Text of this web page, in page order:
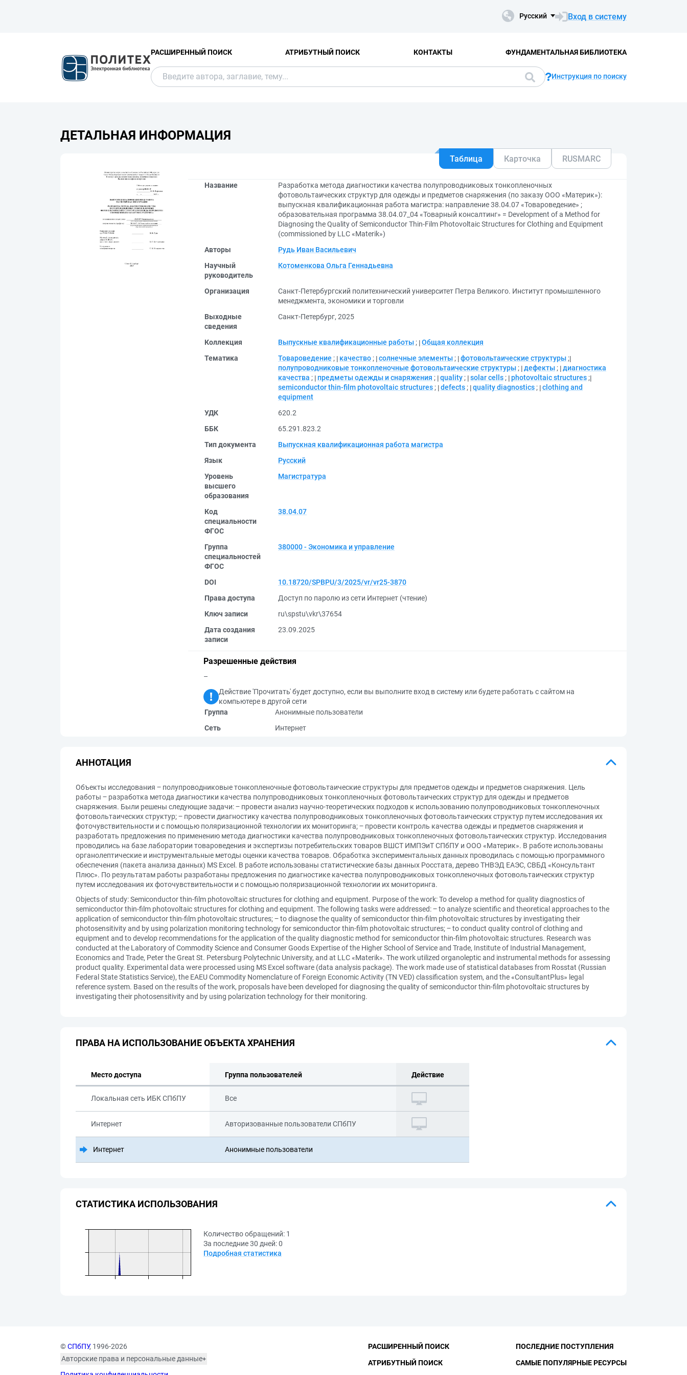
Русский Вход в систему
РАСШИРЕННЫЙ ПОИСК АТРИБУТНЫЙ ПОИСК КОНТАКТЫ ФУНДАМЕНТАЛЬНАЯ БИБЛИОТЕКА
Инструкция по поиску
ДЕТАЛЬНАЯ ИНФОРМАЦИЯ
Таблица Карточка RUSMARC
Название
Разработка метода диагностики качества полупроводниковых тонкопленочных
фотовольтаических структур для одежды и предметов снаряжения (по заказу ООО «Материк»):
выпускная квалификационная работа магистра: направление 38.04.07 «Товароведение» ;
образовательная программа 38.04.07_04 «Товарный консалтинг» = Development of a Method for
Diagnosing the Quality of Semiconductor Thin-Film Photovoltaic Structures for Clothing and Equipment
(commissioned by LLC «Materik»)
Авторы
Рудь Иван Васильевич
Научный
руководитель
Котоменкова Ольга Геннадьевна
Организация
Санкт-Петербургский политехнический университет Петра Великого. Институт промышленного
менеджмента, экономики и торговли
Выходные
сведения
Санкт-Петербург, 2025
Коллекция Выпускные квалификационные работы ; Общая коллекция
Тематика
Товароведение ; качество ; солнечные элементы ; фотовольтаические структуры ;
полупроводниковые тонкопленочные фотовольтаические структуры ; дефекты ; диагностика
качества ; предметы одежды и снаряжения ; quality ; solar cells ; photovoltaic structures ;
semiconductor thin-film photovoltaic structures ; defects ; quality diagnostics ; clothing and
equipment
УДК
620.2
ББК
65.291.823.2
Тип документа
Выпускная квалификационная работа магистра
Язык
Русский
Уровень
высшего
образования
Магистратура
Код
специальности
ФГОС
38.04.07
Группа
специальностей
ФГОС
380000 - Экономика и управление
DOI
10.18720/SPBPU/3/2025/vr/vr25-3870
Права доступа
Доступ по паролю из сети Интернет (чтение)
Ключ записи
ru\spstu\vkr\37654
Дата создания
записи
23.09.2025
Разрешенные действия
–
Действие 'Прочитать' будет доступно, если вы выполните вход в систему или будете работать с сайтом на
компьютере в другой сети
Группа
Анонимные пользователи
Сеть
Интернет
АННОТАЦИЯ
Объекты исследования ‒ полупроводниковые тонкопленочные фотовольтаические структуры для предметов одежды и предметов снаряжения. Цель
работы ‒ разработка метода диагностики качества полупроводниковых тонкопленочных фотовольтаических структур для одежды и предметов
снаряжения. Были решены следующие задачи: ‒ провести анализ научно-теоретических подходов к использованию полупроводниковых тонкопленочных
фотовольтаических структур; ‒ провести диагностику качества полупроводниковых тонкопленочных фотовольтаических структур путем исследования их
фоточувствительности и с помощью поляризационной технологии их мониторинга; ‒ провести контроль качества одежды и предметов снаряжения и
разработать предложения по применению метода диагностики качества полупроводниковых тонкопленочных фотовольтаических структур. Исследования
проводились на базе лаборатории товароведения и экспертизы потребительских товаров ВШСТ ИМПЭиТ СПбПУ и ООО «Материк». В работе использованы
органолептические и инструментальные методы оценки качества товаров. Обработка экспериментальных данных проводилась с помощью программного
обеспечения (пакета анализа данных) MS Excel. В работе использованы статистические базы данных Росстата, дерево ТНВЭД ЕАЭС, СВБД «Консультант
Плюс». По результатам работы разработаны предложения по диагностике качества полупроводниковых тонкопленочных фотовольтаических структур
путем исследования их фоточувствительности и с помощью поляризационной технологии их мониторинга.
Objects of study: Semiconductor thin-film photovoltaic structures for clothing and equipment. Purpose of the work: To develop a method for quality diagnostics of
semiconductor thin-film photovoltaic structures for clothing and equipment. The following tasks were addressed: ‒ to analyze scientific and theoretical approaches to the
application of semiconductor thin-film photovoltaic structures; ‒ to diagnose the quality of semiconductor thin-film photovoltaic structures by investigating their
photosensitivity and by using polarization monitoring technology for semiconductor thin-film photovoltaic structures; ‒ to conduct quality control of clothing and
equipment and to develop recommendations for the application of the quality diagnostic method for semiconductor thin-film photovoltaic structures. Research was
conducted at the Laboratory of Commodity Science and Consumer Goods Expertise of the Higher School of Service and Trade, Institute of Industrial Management,
Economics and Trade, Peter the Great St. Petersburg Polytechnic University, and at LLC «Materik». The work utilized organoleptic and instrumental methods for assessing
product quality. Experimental data were processed using MS Excel software (data analysis package). The work made use of statistical databases from Rosstat (Russian
Federal State Statistics Service), the EAEU Commodity Nomenclature of Foreign Economic Activity (TN VED) classification system, and the «ConsultantPlus» legal
reference system. Based on the results of the work, proposals have been developed for diagnosing the quality of semiconductor thin-film photovoltaic structures by
investigating their photosensitivity and by using polarization technology for their monitoring.
ПРАВА НА ИСПОЛЬЗОВАНИЕ ОБЪЕКТА ХРАНЕНИЯ
Место доступа Группа пользователей Действие
Локальная сеть ИБК СПбПУ Все
Интернет Авторизованные пользователи СПбПУ
Интернет Анонимные пользователи
СТАТИСТИКА ИСПОЛЬЗОВАНИЯ
Количество обращений: 1
За последние 30 дней:0
Подробная статистика
©СПбПУ, 1996-2026
Авторские права и персональные данные
РАСШИРЕННЫЙ ПОИСК
АТРИБУТНЫЙ ПОИСК
ПОСЛЕДНИЕ ПОСТУПЛЕНИЯ
САМЫЕ ПОПУЛЯРНЫЕ РЕСУРСЫ